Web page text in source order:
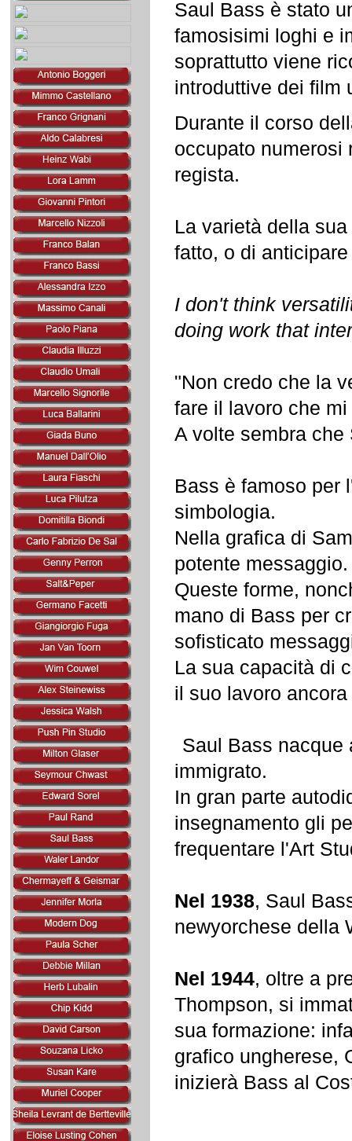
Saul Bass è stato
famosisimi loghi e
soprattutto viene
introduttive dei film
Durante il corso
occupato numerosi
regista.
La varietà della
fatto, o di
I don't think
doing work that
"Non credo che la
fare il lavoro che
A volte sembra
Bass è famoso per
simbologia.
Nella grafica di
potente messaggio.
Queste forme,
mano di Bass per
sofisticato
La sua capacità di
il suo lavoro
Saul Bass nacque
immigrato.
In gran parte
insegnamento gli
frequentare l'Art
Nel 1938, Saul
newyorchese della
Nel 1944, oltre a
Thompson, si
sua formazione:
grafico ungherese,
inizierà Bass al